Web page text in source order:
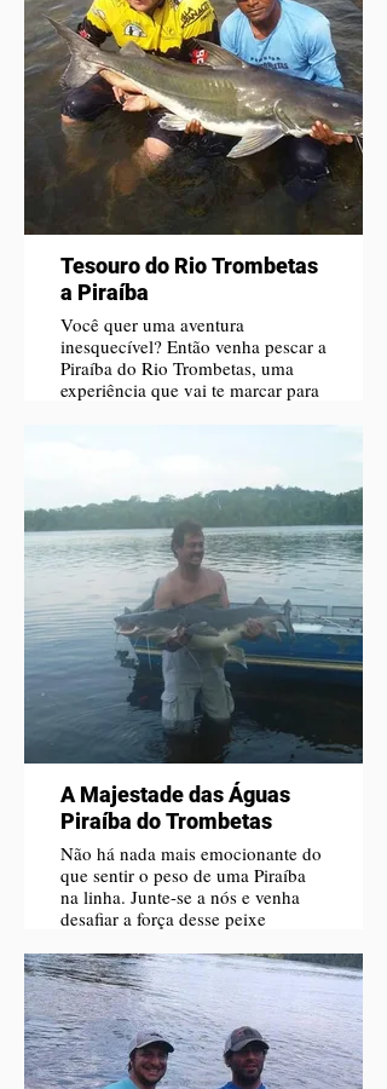
Tesouro do Rio Trombetas
a Piraíba
Você quer uma aventura
inesquecível? Então venha pescar a
Piraíba do Rio Trombetas, uma
experiência que vai te marcar para
A Majestade das Águas
Piraíba do Trombetas
Não há nada mais emocionante do
que sentir o peso de uma Piraíba
na linha. Junte-se a nós e venha
desafiar a força desse peixe